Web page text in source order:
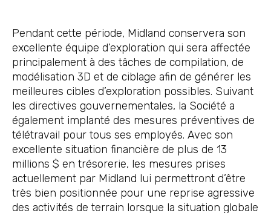
Pendant cette période, Midland conservera son
excellente équipe d’exploration qui sera affectée
principalement à des tâches de compilation, de
modélisation 3D et de ciblage afin de générer les
meilleures cibles d’exploration possibles. Suivant
les directives gouvernementales, la Société a
également implanté des mesures préventives de
télétravail pour tous ses employés. Avec son
excellente situation financière de plus de 13
millions $ en trésorerie, les mesures prises
actuellement par Midland lui permettront d’être
très bien positionnée pour une reprise agressive
des activités de terrain lorsque la situation globale